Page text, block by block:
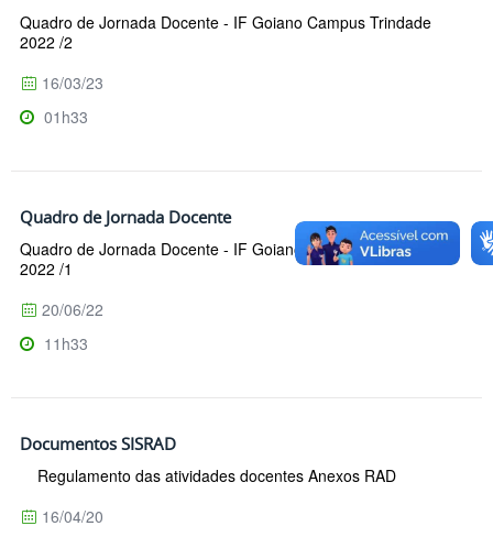
Quadro de Jornada Docente - IF Goiano Campus Trindade
2022 /2
16/03/23
01h33
Quadro de Jornada Docente
Quadro de Jornada Docente - IF Goiano Campus Trindade
2022 /1
20/06/22
11h33
Documentos SISRAD
Regulamento das atividades docentes Anexos RAD
16/04/20